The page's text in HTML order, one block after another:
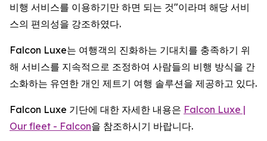
비행 서비스를 이용하기만 하면 되는 것"이라며 해당 서비
스의 편의성을 강조하였다.
Falcon Luxe는 여행객의 진화하는 기대치를 충족하기 위
해 서비스를 지속적으로 조정하여 사람들의 비행 방식을 간
소화하는 유연한 개인 제트기 여행 솔루션을 제공하고 있다.
Falcon Luxe 기단에 대한 자세한 내용은 Falcon Luxe |
Our fleet - Falcon을 참조하시기 바랍니다.